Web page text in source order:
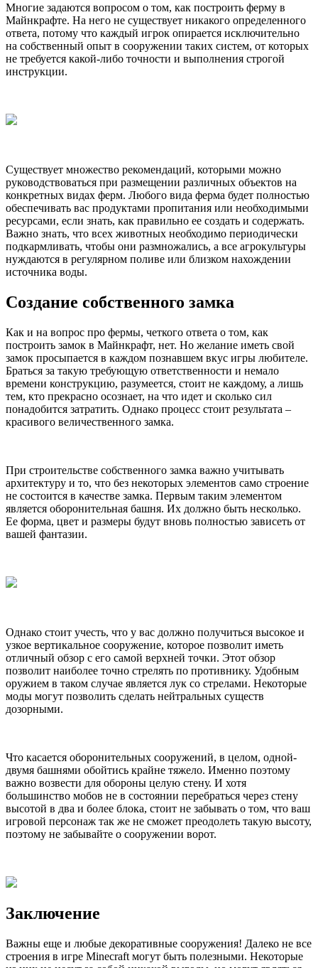
Многие задаются вопросом о том, как построить ферму в
Майнкрафте. На него не существует никакого определенного
ответа, потому что каждый игрок опирается исключительно
на собственный опыт в сооружении таких систем, от которых
не требуется какой-либо точности и выполнения строгой
инструкции.
Существует множество рекомендаций, которыми можно
руководствоваться при размещении различных объектов на
конкретных видах ферм. Любого вида ферма будет полностью
обеспечивать вас продуктами пропитания или необходимыми
ресурсами, если знать, как правильно ее создать и содержать.
Важно знать, что всех животных необходимо периодически
подкармливать, чтобы они размножались, а все агрокультуры
нуждаются в регулярном поливе или близком нахождении
источника воды.
Создание собственного замка
Как и на вопрос про фермы, четкого ответа о том, как
построить замок в Майнкрафт, нет. Но желание иметь свой
замок просыпается в каждом познавшем вкус игры любителе.
Браться за такую требующую ответственности и немало
времени конструкцию, разумеется, стоит не каждому, а лишь
тем, кто прекрасно осознает, на что идет и сколько сил
понадобится затратить. Однако процесс стоит результата –
красивого величественного замка.
При строительстве собственного замка важно учитывать
архитектуру и то, что без некоторых элементов само строение
не состоится в качестве замка. Первым таким элементом
является оборонительная башня. Их должно быть несколько.
Ее форма, цвет и размеры будут вновь полностью зависеть от
вашей фантазии.
Однако стоит учесть, что у вас должно получиться высокое и
узкое вертикальное сооружение, которое позволит иметь
отличный обзор с его самой верхней точки. Этот обзор
позволит наиболее точно стрелять по противнику. Удобным
оружием в таком случае является лук со стрелами. Некоторые
моды могут позволить сделать нейтральных существ
дозорными.
Что касается оборонительных сооружений, в целом, одной-
двумя башнями обойтись крайне тяжело. Именно поэтому
важно возвести для обороны целую стену. И хотя
большинство мобов не в состоянии перебраться через стену
высотой в два и более блока, стоит не забывать о том, что ваш
игровой персонаж так же не сможет преодолеть такую высоту,
поэтому не забывайте о сооружении ворот.
Заключение
Важны еще и любые декоративные сооружения! Далеко не все
строения в игре Minecraft могут быть полезными. Некоторые